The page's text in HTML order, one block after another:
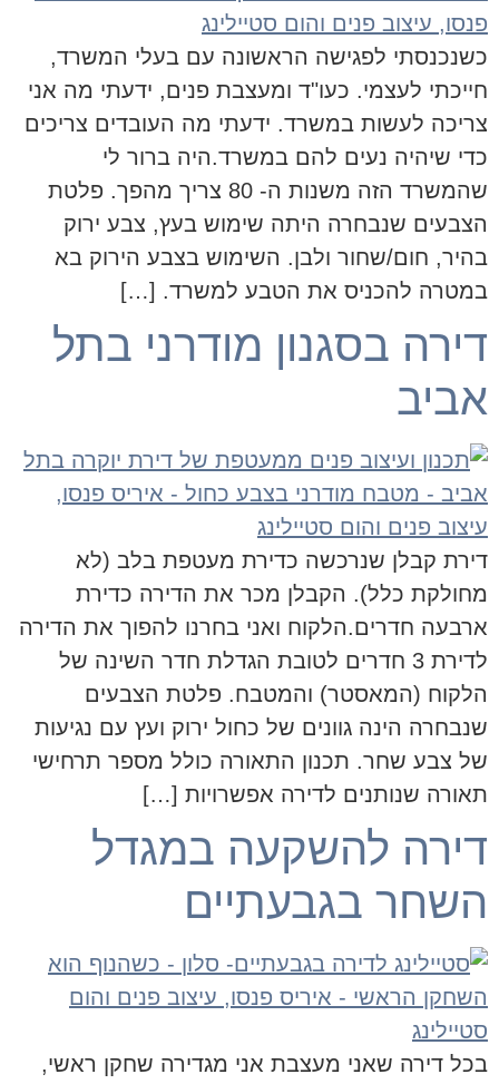
כשנכנסתי לפגישה הראשונה עם בעלי המשרד,
חייכתי לעצמי. כעו"ד ומעצבת פנים, ידעתי מה אני
צריכה לעשות במשרד. ידעתי מה העובדים צריכים
כדי שיהיה נעים להם במשרד.היה ברור לי
שהמשרד הזה משנות ה- 80 צריך מהפך. פלטת
הצבעים שנבחרה היתה שימוש בעץ, צבע ירוק
בהיר, חום/שחור ולבן. השימוש בצבע הירוק בא
במטרה להכניס את הטבע למשרד. […]
דירה בסגנון מודרני בתל
אביב
דירת קבלן שנרכשה כדירת מעטפת בלב (לא
מחולקת כלל). הקבלן מכר את הדירה כדירת
ארבעה חדרים.הלקוח ואני בחרנו להפוך את הדירה
לדירת 3 חדרים לטובת הגדלת חדר השינה של
הלקוח (המאסטר) והמטבח. פלטת הצבעים
שנבחרה הינה גוונים של כחול ירוק ועץ עם נגיעות
של צבע שחר. תכנון התאורה כולל מספר תרחישי
תאורה שנותנים לדירה אפשרויות […]
דירה להשקעה במגדל
השחר בגבעתיים
בכל דירה שאני מעצבת אני מגדירה שחקן ראשי,